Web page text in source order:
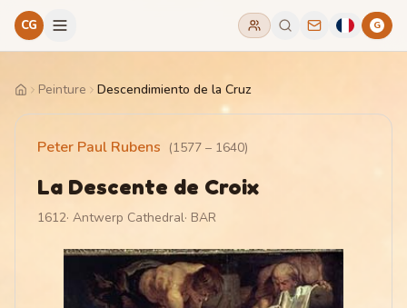
CG G
HomePeinture Descendimiento de la Cruz
Peter Paul Rubens (1577 – 1640)
La Descente de Croix
1612· Antwerp Cathedral· BAR